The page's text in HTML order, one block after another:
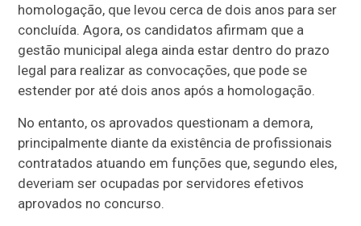
homologação, que levou cerca de dois anos para ser
concluída. Agora, os candidatos afirmam que a
gestão municipal alega ainda estar dentro do prazo
legal para realizar as convocações, que pode se
estender por até dois anos após a homologação.
No entanto, os aprovados questionam a demora,
principalmente diante da existência de profissionais
contratados atuando em funções que, segundo eles,
deveriam ser ocupadas por servidores efetivos
aprovados no concurso.